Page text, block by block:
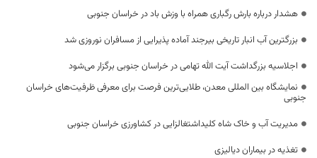
هشدار درباره بارش رگباری همراه با وزش باد در خراسان جنوبی
بزرگترین آب انبار تاریخی بیرجند آماده پذیرایی از مسافران نوروزی شد
اجلاسیه بزرگداشت آیت الله تهامی در خراسان جنوبی برگزار می‌شود
نمایشگاه بین المللی معدن، طلایی‌ترین فرصت برای معرفی ظرفیت‌های خراسان
جنوبی
مدیریت آب و خاک شاه کلیداشتغالزایی در کشاورزی خراسان جنوبی
تغذیه در بیماران دیالیزی